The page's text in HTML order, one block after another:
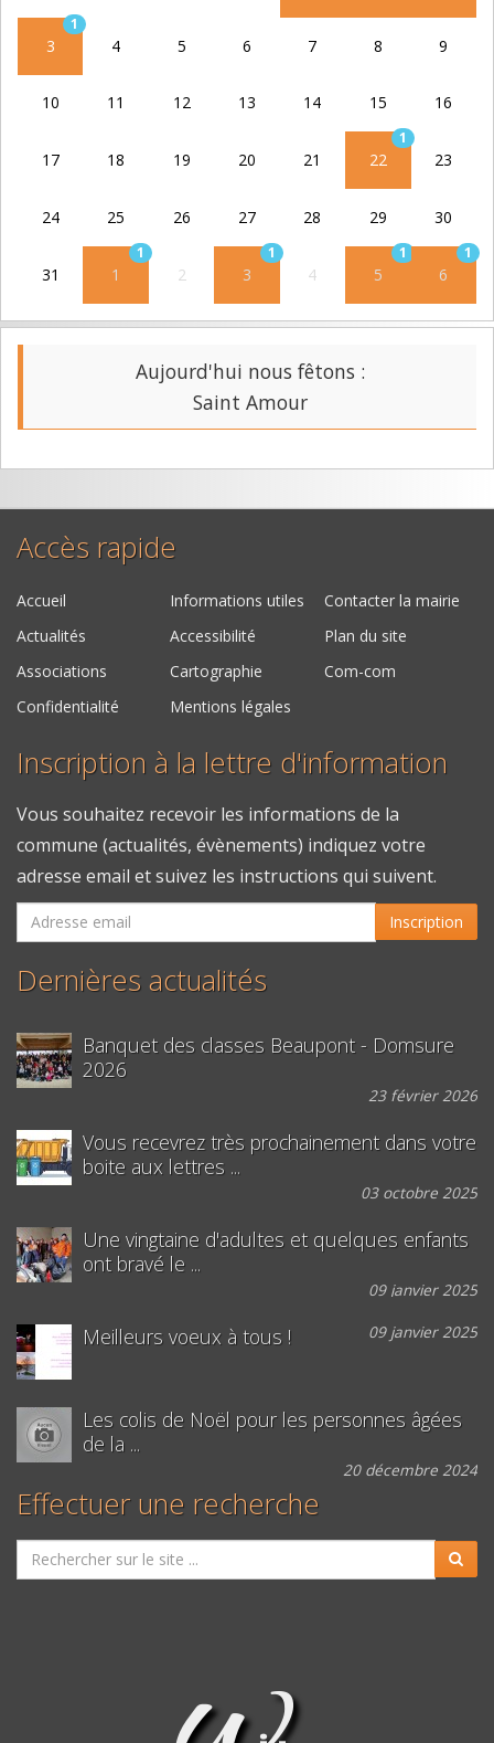
3
1
4 5 6 7 8 9
10 11 12 13 14 15 16
17 18 19 20 21 22
1
23
24 25 26 27 28 29 30
31 1
1
2 3
1
4 5
1
6
1
Aujourd'hui nous fêtons :
Saint Amour
Accès rapide
Accueil Informations utiles
Contacter la mairie
Actualités
Accessibilité
Plan du site
Associations
Cartographie
Com-com
Confidentialité
Mentions légales
Inscription à la lettre d'information
Vous souhaitez recevoir les informations de la
commune (actualités, évènements) indiquez votre
adresse email et suivez les instructions qui suivent.
Inscription
Dernières actualités
Banquet des classes Beaupont - Domsure
2026
23 février 2026
Vous recevrez très prochainement dans votre
boite aux lettres ...
03 octobre 2025
Une vingtaine d'adultes et quelques enfants
ont bravé le ...
09 janvier 2025
Meilleurs voeux à tous ! 09 janvier 2025
Les colis de Noël pour les personnes âgées
de la ...
20 décembre 2024
Effectuer une recherche